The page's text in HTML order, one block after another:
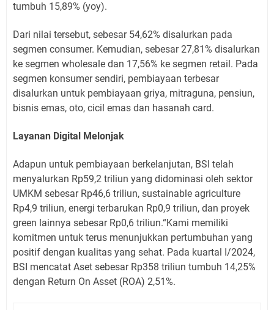
tumbuh 15,89% (yoy).
Dari nilai tersebut, sebesar 54,62% disalurkan pada
segmen consumer. Kemudian, sebesar 27,81% disalurkan
ke segmen wholesale dan 17,56% ke segmen retail. Pada
segmen konsumer sendiri, pembiayaan terbesar
disalurkan untuk pembiayaan griya, mitraguna, pensiun,
bisnis emas, oto, cicil emas dan hasanah card.
Layanan Digital Melonjak
Adapun untuk pembiayaan berkelanjutan, BSI telah
menyalurkan Rp59,2 triliun yang didominasi oleh sektor
UMKM sebesar Rp46,6 triliun, sustainable agriculture
Rp4,9 triliun, energi terbarukan Rp0,9 triliun, dan proyek
green lainnya sebesar Rp0,6 triliun.“Kami memiliki
komitmen untuk terus menunjukkan pertumbuhan yang
positif dengan kualitas yang sehat. Pada kuartal I/2024,
BSI mencatat Aset sebesar Rp358 triliun tumbuh 14,25%
dengan Return On Asset (ROA) 2,51%.